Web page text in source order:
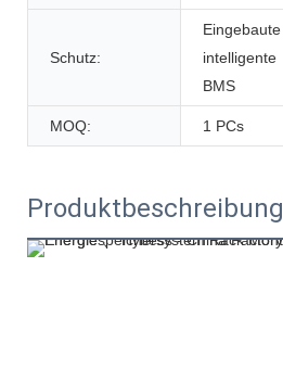
Schutz:
Eingebaute
intelligente
BMS
MOQ: 1 PCs
Produktbeschreibung